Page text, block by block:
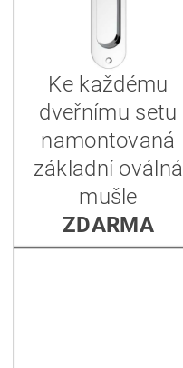
Ke každému
dveřnímu setu
namontovaná
základní oválná
mušle
ZDARMA